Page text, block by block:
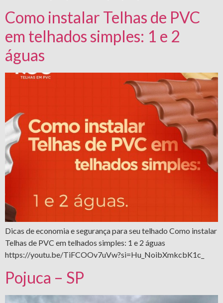
Como instalar Telhas de PVC
em telhados simples: 1 e 2
águas
Dicas de economia e segurança para seu telhado Como instalar
Telhas de PVC em telhados simples: 1 e 2 águas
https://youtu.be/TiFCOOv7uVw?si=Hu_NoibXmkcbK1c_
Pojuca – SP